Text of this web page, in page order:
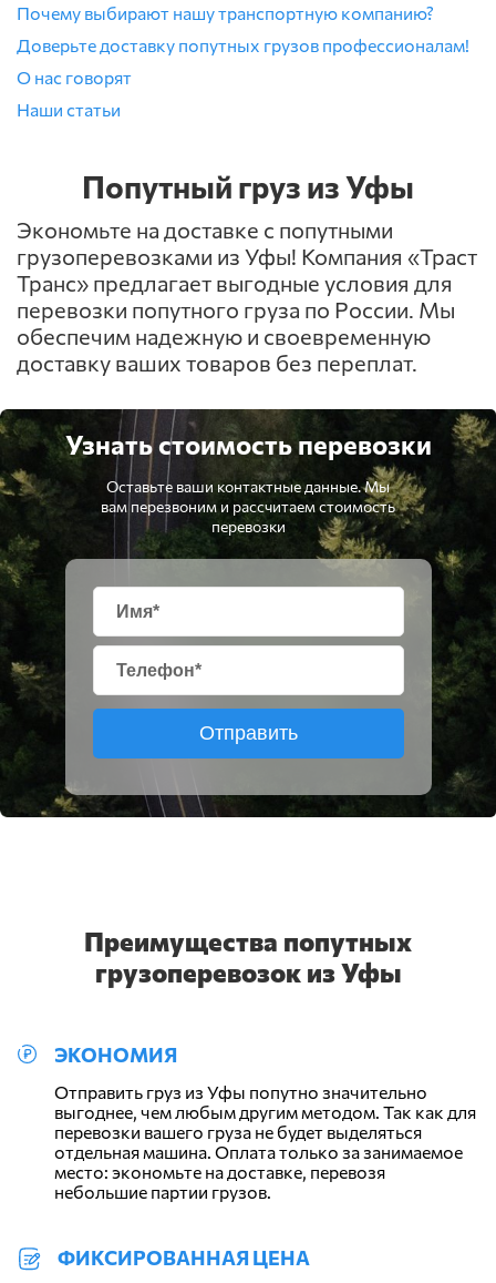
Почему выбирают нашу транспортную компанию?
Доверьте доставку попутных грузов профессионалам!
О нас говорят
Наши статьи
Попутный груз из Уфы
Экономьте на доставке с попутными
грузоперевозками из Уфы! Компания «Траст
Транс» предлагает выгодные условия для
перевозки попутного груза по России. Мы
обеспечим надежную и своевременную
доставку ваших товаров без переплат.
Узнать стоимость перевозки
Оставьте ваши контактные данные. Мы
вам перезвоним и рассчитаем стоимость
перевозки
Отправить
Преимущества попутных
грузоперевозок из Уфы
ЭКОНОМИЯ
Отправить груз из Уфы попутно значительно
выгоднее, чем любым другим методом. Так как для
перевозки вашего груза не будет выделяться
отдельная машина. Оплата только за занимаемое
место: экономьте на доставке, перевозя
небольшие партии грузов.
ФИКСИРОВАННАЯ ЦЕНА